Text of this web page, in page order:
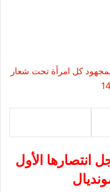
انتصارها الأول